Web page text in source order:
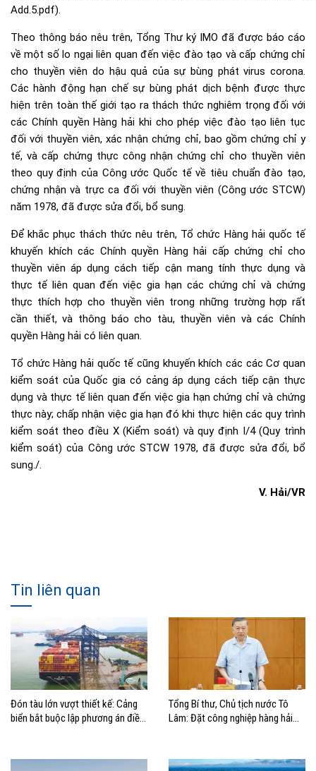
Add.5.pdf).
Theo thông báo nêu trên, Tổng Thư ký IMO đã được báo cáo
về một số lo ngại liên quan đến việc đào tạo và cấp chứng chỉ
cho thuyền viên do hậu quả của sự bùng phát virus corona.
Các hành động hạn chế sự bùng phát dịch bệnh được thực
hiện trên toàn thế giới tạo ra thách thức nghiêm trọng đối với
các Chính quyền Hàng hải khi cho phép việc đào tạo liên tục
đối với thuyền viên, xác nhận chứng chỉ, bao gồm chứng chỉ y
tế, và cấp chứng thực công nhận chứng chỉ cho thuyền viên
theo quy định của Công ước Quốc tế về tiêu chuẩn đào tạo,
chứng nhận và trực ca đối với thuyền viên (Công ước STCW)
năm 1978, đã được sửa đổi, bổ sung.
Để khắc phục thách thức nêu trên, Tổ chức Hàng hải quốc tế
khuyến khích các Chính quyền Hàng hải cấp chứng chỉ cho
thuyền viên áp dụng cách tiếp cận mang tính thực dụng và
thực tế liên quan đến việc gia hạn các chứng chỉ và chứng
thực thích hợp cho thuyền viên trong những trường hợp rất
cần thiết, và thông báo cho tàu, thuyền viên và các Chính
quyền Hàng hải có liên quan.
Tổ chức Hàng hải quốc tế cũng khuyến khích các các Cơ quan
kiểm soát của Quốc gia có cảng áp dụng cách tiếp cận thực
dụng và thực tế liên quan đến việc gia hạn chứng chỉ và chứng
thực này; chấp nhận việc gia hạn đó khi thực hiện các quy trình
kiểm soát theo điều X (Kiểm soát) và quy định I/4 (Quy trình
kiểm soát) của Công ước STCW 1978, đã được sửa đổi, bổ
sung./.
V. Hải/VR
Tin liên quan
Đón tàu lớn vượt thiết kế: Cảng
biển bắt buộc lập phương án điều
Tổng Bí thư, Chủ tịch nước Tô
Lâm: Đặt công nghiệp hàng hải
biển mạnh